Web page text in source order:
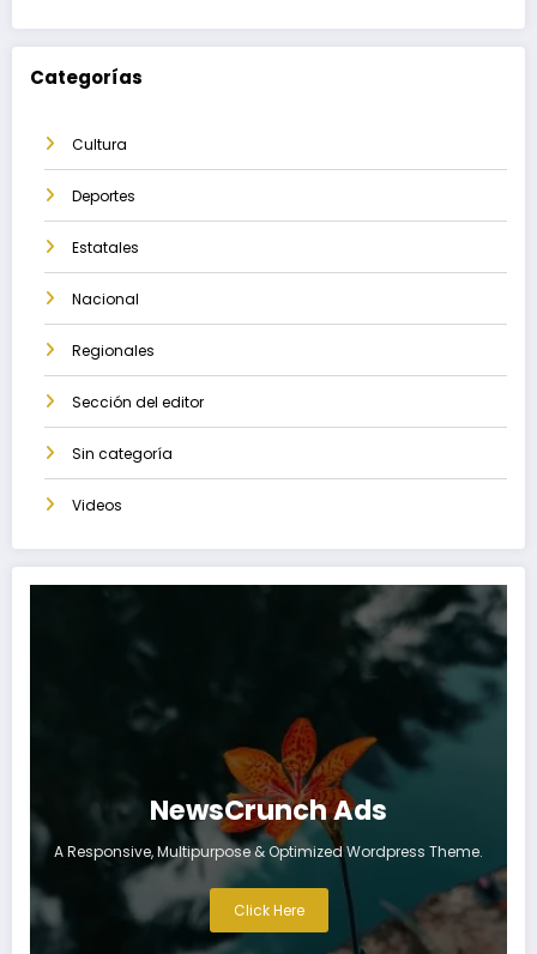
Categorías
Cultura
Deportes
Estatales
Nacional
Regionales
Sección del editor
Sin categoría
Videos
NewsCrunch Ads
A Responsive, Multipurpose & Optimized Wordpress Theme.
Click Here